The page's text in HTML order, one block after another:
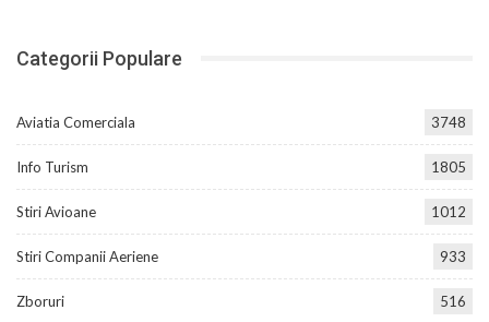
Categorii Populare
Aviatia Comerciala 3748
Info Turism 1805
Stiri Avioane 1012
Stiri Companii Aeriene 933
Zboruri 516